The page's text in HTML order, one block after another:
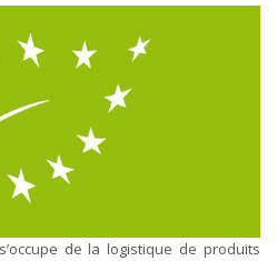
de la logistique de produits